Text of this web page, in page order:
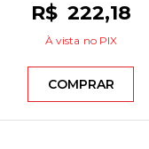
R$ 222,18
À vista no PIX
COMPRAR